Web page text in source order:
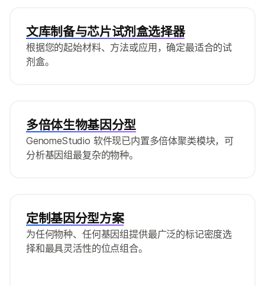
文库制备与芯片试剂盒选择器
根据您的起始材料、方法或应用，确定最适合的试
剂盒。
多倍体生物基因分型
GenomeStudio 软件现已内置多倍体聚类模块，可
分析基因组最复杂的物种。
定制基因分型方案
为任何物种、任何基因组提供最广泛的标记密度选
择和最具灵活性的位点组合。